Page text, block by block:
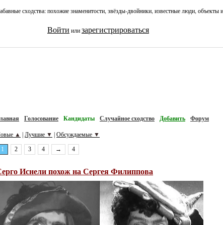
сходства: похожие знаменитости, звёзды-двойники, известные люди, объекты
Войти или зарегистрироваться
Голосование Кандидаты Случайное сходство Добавить Форум
▲ Лучшие ▼ Обсуждаемые ▼
1 2 3 4 → 4
Иснели похож на Сергея Филиппова